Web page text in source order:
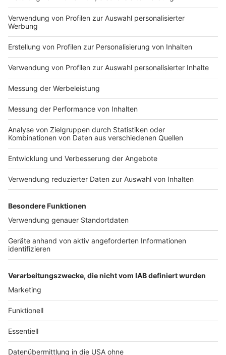
1 EL Zucker
1 EL Curry-Pulver
1 TL Paprika-Pulver süß
1 TL Pflanzenöl
1/2 Chilli (mittelscharf)
Salz und Pfeffer
Anzeige
So bereitet ihr das Essen zu
Anzeige
2. Schritt: Das Fruchtfleisch in einer Pfanne auf
3. Schritt: Das Sud in der Pfanne mit etwas Öl
erhitzen.
4. Schritt: Die restlichen Zutaten hinzufügen und
verrühren.
5. Schritt: Für ungefähr zehn Minuten bei mittlerer
Anzeige